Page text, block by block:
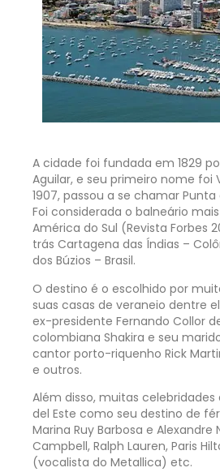
A cidade foi fundada em 1829
Aguilar, e seu primeiro nome foi
1907, passou a se chamar Punta
Foi considerada o balneário
América do Sul (Revista Forbes
trás Cartagena das Índias –
dos Búzios – Brasil.
O destino é o escolhido por
suas casas de veraneio dentre
ex-presidente Fernando Collor
colombiana Shakira e seu
cantor porto-riquenho Rick
e outros.
Além disso, muitas
del Este como seu destino de
Marina Ruy Barbosa e Alexandre
Campbell, Ralph Lauren, Paris
(vocalista do Metallica) etc.